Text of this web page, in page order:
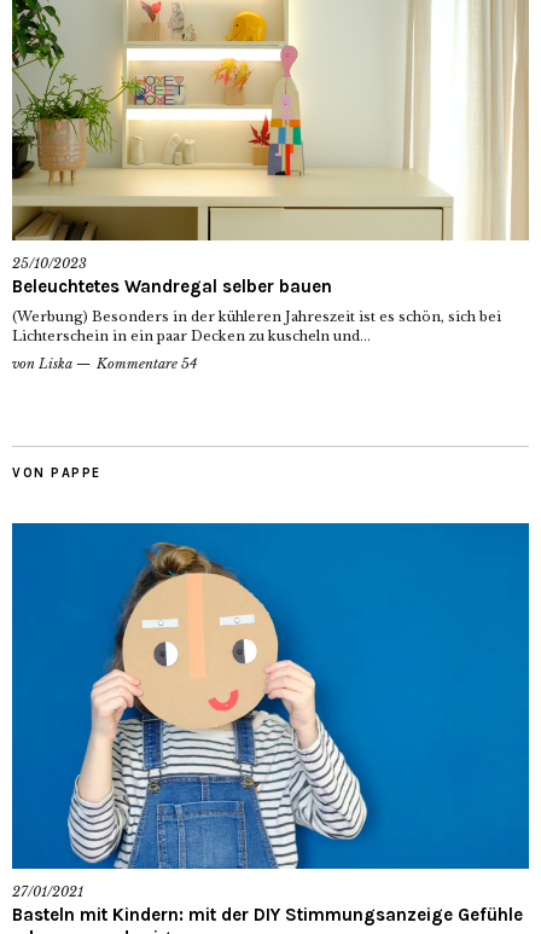
25/10/2023
Beleuchtetes Wandregal selber bauen
(Werbung) Besonders in der kühleren Jahreszeit ist es schön, sich bei
Lichterschein in ein paar Decken zu kuscheln und...
von Liska Kommentare 54
VON PAPPE
27/01/2021
Basteln mit Kindern: mit der DIY Stimmungsanzeige Gefühle